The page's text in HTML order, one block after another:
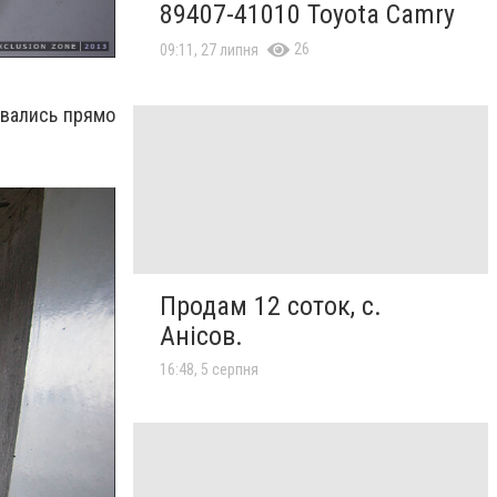
прямо
89407-41010 Toyota Camry
09:11, 27 липня 26
Продам 12 соток, с.
Анісов.
16:48, 5 серпня